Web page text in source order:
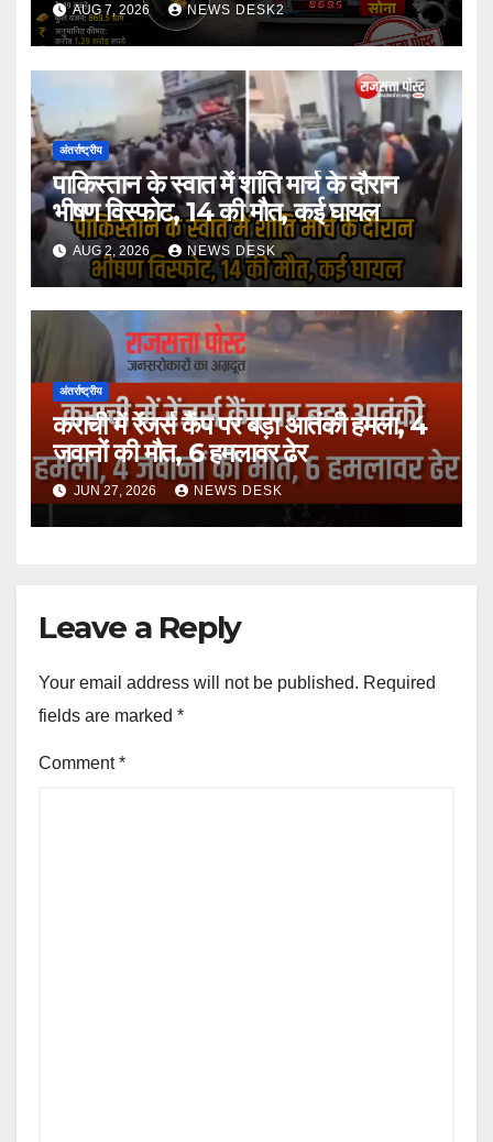
AUG 7, 2026 NEWS DESK2
अंतर्राष्ट्रीय
पाकिस्तान के स्वात में शांति मार्च के दौरान
भीषण विस्फोट, 14 की मौत, कई घायल
AUG 2, 2026 NEWS DESK
अंतर्राष्ट्रीय
कराची में रेंजर्स कैंप पर बड़ा आतंकी हमला, 4
जवानों की मौत, 6 हमलावर ढेर
JUN 27, 2026 NEWS DESK
Leave a Reply
Your email address will not be published. Required
fields are marked *
Comment*